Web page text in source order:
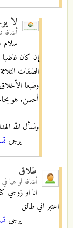
لا
أضافه
سلام
إن كان غاضبا
الطلقات
وطبعا
أحسن. هو
ونسأل اللّه
يرجى
طلاق
أضافه لو هيافي
انا او زوجي
اعتبر اني طالق
يرجى